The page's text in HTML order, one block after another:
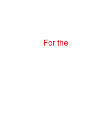
For the